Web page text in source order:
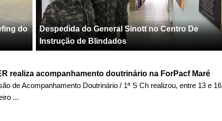
do
Despedida do General Sinott no Centro De
Instrução de Blindados
realiza acompanhamento doutrinário na ForPacf Maré
de Acompanhamento Doutrinário / 1ª S Ch realizou, entre 13 e 16
...